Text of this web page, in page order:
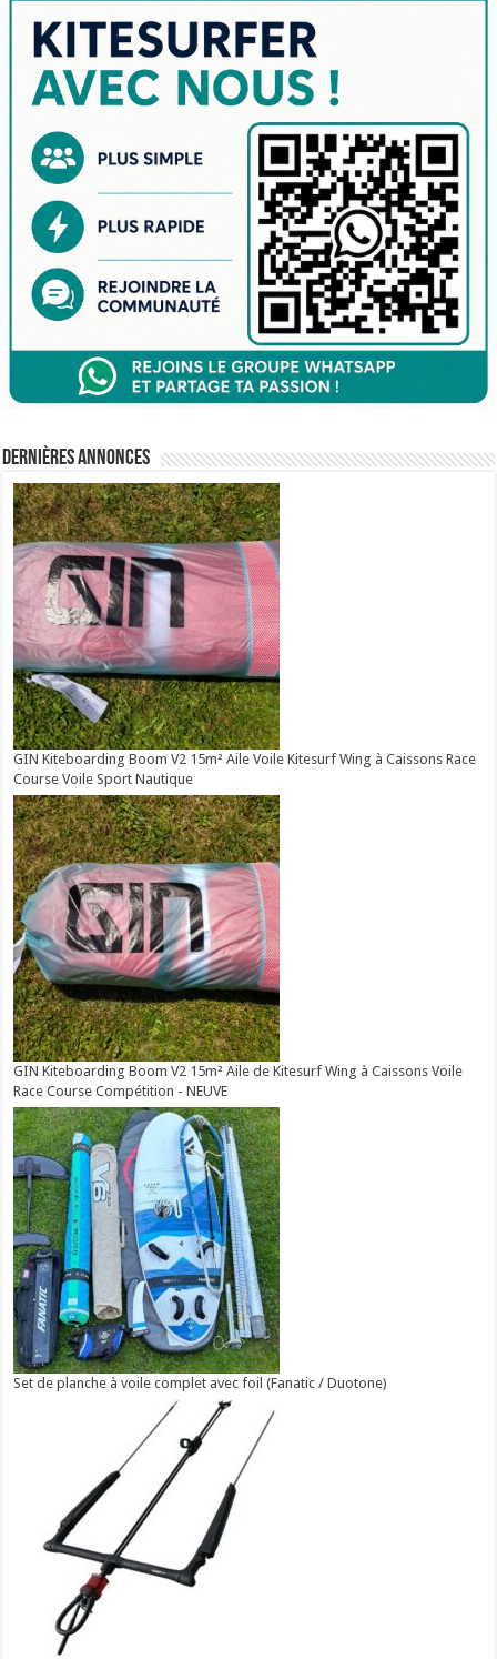
Dernières annonces
GIN Kiteboarding Boom V2 15m² Aile Voile Kitesurf Wing à Caissons Race
Course Voile Sport Nautique
GIN Kiteboarding Boom V2 15m² Aile de Kitesurf Wing à Caissons Voile
Race Course Compétition - NEUVE
Set de planche à voile complet avec foil (Fanatic / Duotone)